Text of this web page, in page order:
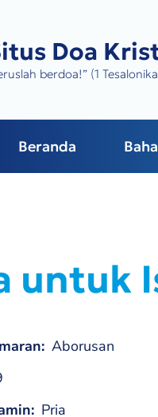
Doa
berdoa!” (1
Beranda
untuk
Aborusan
Pria